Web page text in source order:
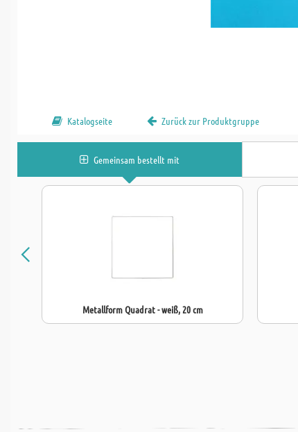
Katalogseite Zurück zur Produktgruppe
Gemeinsam bestellt mit
Metallform Quadrat - weiß, 20 cm